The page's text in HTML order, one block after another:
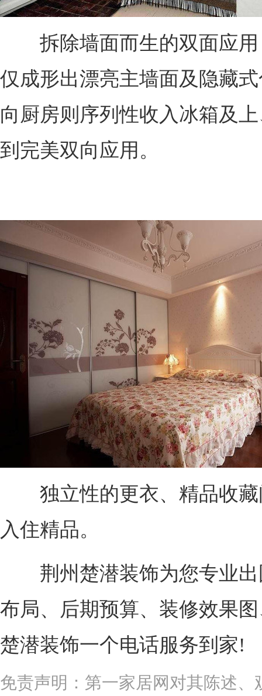
拆除墙面而生的双面应用
仅成形出漂亮主墙面及隐藏
向厨房则序列性收入冰箱及
到完美双向应用。
独立性的更衣、精品收藏
入住精品。
荆州楚潜装饰为您专业出
布局、后期预算、装修效果
楚潜装饰一个电话服务到家!
免责声明：第一家居网对其陈述、